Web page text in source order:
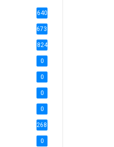
640
6738
824
0
0
0
0
2686
0